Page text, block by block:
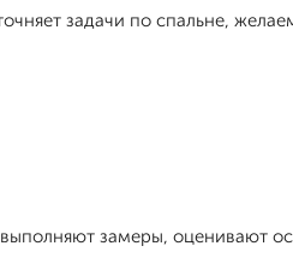
задачи по спальне,
замеры, оценивают